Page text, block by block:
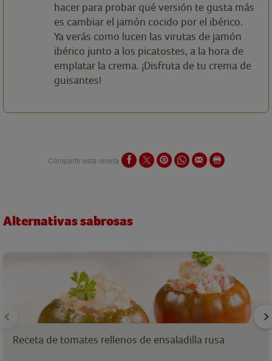
hacer para probar qué versión te gusta más
es cambiar el jamón cocido por el ibérico.
Ya verás como lucen las virutas de jamón
ibérico junto a los picatostes, a la hora de
emplatar la crema. ¡Disfruta de tu crema de
guisantes!
Compartir esta receta
Alternativas sabrosas
Receta de tomates rellenos de ensaladilla rusa